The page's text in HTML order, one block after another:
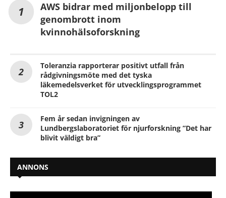
AWS bidrar med miljonbelopp till
genombrott inom
kvinnohälsoforskning
Toleranzia rapporterar positivt utfall från
rådgivningsmöte med det tyska
läkemedelsverket för utvecklingsprogrammet
TOL2
Fem år sedan invigningen av
Lundbergslaboratoriet för njurforskning ”Det har
blivit väldigt bra”
ANNONS